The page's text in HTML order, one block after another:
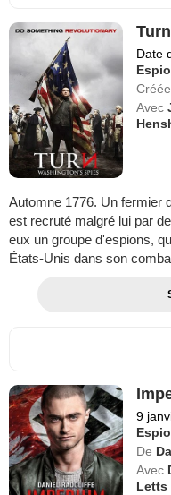
Date
Avec
Automne 1776. Un fermier
est recruté malgré lui par
eux un groupe d'espions,
États-Unis dans son
9
De
Avec
Letts